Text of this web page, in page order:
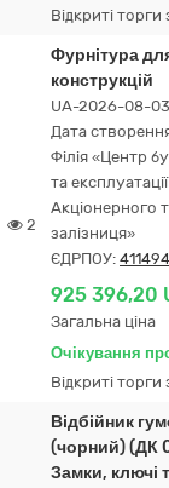
Відкриті
2
Фурнітура
конструкцій
UA-2026-08-
Дата
Філія «Центр
та
Акціонерного
залізниця»
ЄДРПОУ:
925 396,20
Загальна ціна
Очікування
Відкриті
Відбійник
(чорний) (ДК
Замки, ключі